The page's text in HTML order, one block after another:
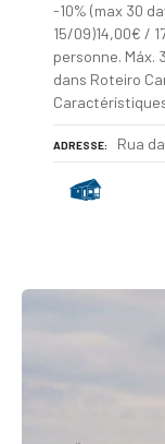
-10% (max 30
15/09)14,00€ /
personne. Máx.
dans Roteiro
ADRESSE Rua